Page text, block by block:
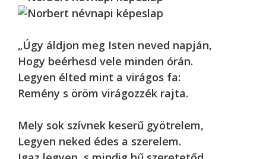
„Úgy áldjon meg Isten neved napján,
Hogy beérhesd vele minden órán.
Legyen élted mint a virágos fa:
Remény s öröm virágozzék rajta.
Mely sok szívnek keserű gyötrelem,
Legyen neked édes a szerelem.